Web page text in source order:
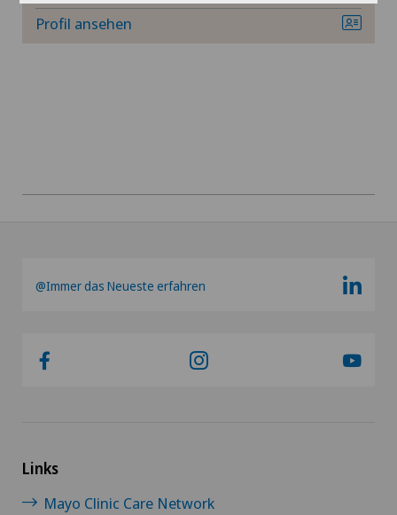
Fuss- und Sprunggelenkchirurgie
Gynäkologische Untersuchungen
Hämatologie
Profil ansehen
@Immer das Neueste erfahren
Links
Mayo Clinic Care Network